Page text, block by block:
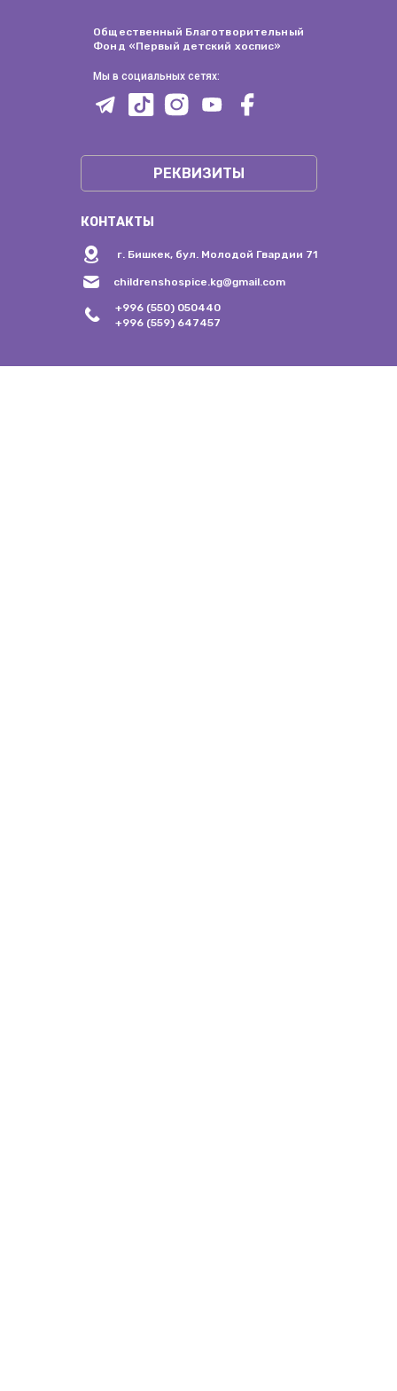
Общественный Благотворительный
Фонд «Первый детский хоспис»
Мы в социальных сетях:
РЕКВИЗИТЫ
КОНТАКТЫ
г. Бишкек, бул. Молодой Гвардии 71
childrenshospice.kg@gmail.com
+996 (550) 050440
+996 (559) 647457